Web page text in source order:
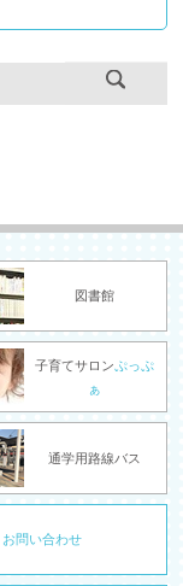
図書館
子育てサロンぷっぷ
ぁ
通学用路線バス
お問い合わせ